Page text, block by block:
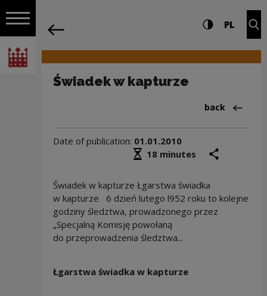
Open navigation
National Centre for Culture Poland
Navigation Settings and search
High contrast
PL
Świadek w kapturze
Back
back
Date of publication: 01.01.2010
Średni czas czytania
18 minutes
Świadek w kapturze Łgarstwa świadka
w kapturze 6 dzień lutego l952 roku to kolejne
godziny śledztwa, prowadzonego przez
„Specjalną Komisję powołaną
do przeprowadzenia śledztwa...
Łgarstwa świadka w kapturze